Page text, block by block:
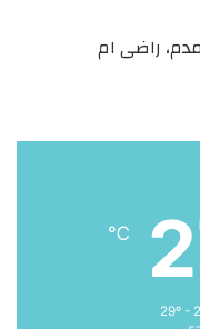
راضی ام
℃